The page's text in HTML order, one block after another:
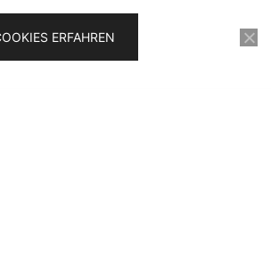
VIDEOSERIE FÜR 0€
ERFAHREN